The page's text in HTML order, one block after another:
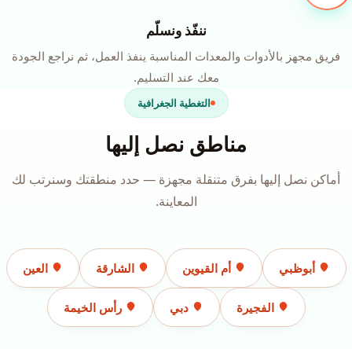
ننفّذ ونسلّم
فريق مجهز بالأدوات والمعدات المناسبة ينفذ العمل، ثم نراجع الجودة
معك عند التسليم.
التغطية الجغرافية
مناطق نصل إليها
أماكن نصل إليها بفرق متنقلة مجهزة — حدد منطقتك وسنرتب لك
المعاينة.
أبوظبي أم القيوين الشارقة العين
الفجيرة دبي رأس الخيمة